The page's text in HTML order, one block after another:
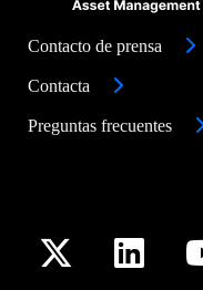
Contacto de prensa
Contacta
Preguntas frecuentes